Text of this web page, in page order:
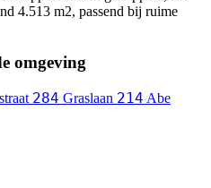
4.513 m2, passend bij ruime
omgeving
284 Graslaan 214 Abe